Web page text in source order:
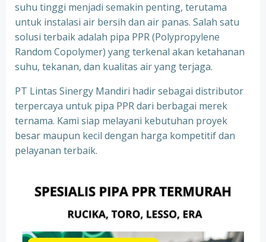
suhu tinggi menjadi semakin penting, terutama
untuk instalasi air bersih dan air panas. Salah satu
solusi terbaik adalah pipa PPR (Polypropylene
Random Copolymer) yang terkenal akan ketahanan
suhu, tekanan, dan kualitas air yang terjaga.
PT Lintas Sinergy Mandiri hadir sebagai distributor
terpercaya untuk pipa PPR dari berbagai merek
ternama. Kami siap melayani kebutuhan proyek
besar maupun kecil dengan harga kompetitif dan
pelayanan terbaik.